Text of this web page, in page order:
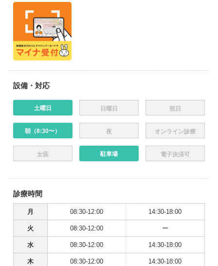
設備・対応
土曜日 日曜日 祝日
朝（8:30〜） 夜 オンライン診療
女医 駐車場 電子決済可
診療時間
月 08:30-12:00 14:30-18:00
火 08:30-12:00 ー
水 08:30-12:00 14:30-18:00
木 08:30-12:00 14:30-18:00